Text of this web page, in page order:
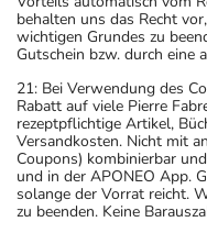
behalten uns das Recht
wichtigen Grundes zu
Gutschein bzw. durch eine
21: Bei Verwendung des
Rabatt auf viele Pierre
rezeptpflichtige Artikel,
Versandkosten. Nicht mit
Coupons) kombinierbar
und in der APONEO App.
solange der Vorrat reicht.
zu beenden. Keine